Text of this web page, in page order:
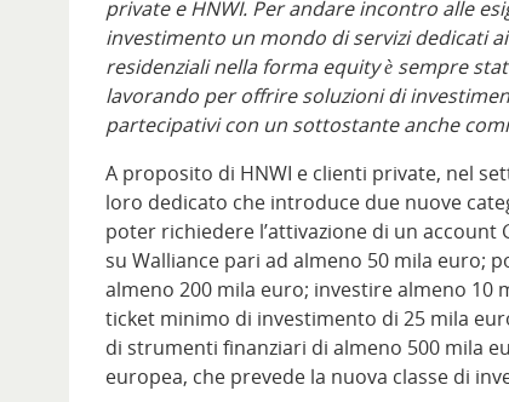
private e HNWI. Per andare incontro alle
investimento un mondo di servizi dedicati
residenziali nella forma equity è sempre
lavorando per offrire soluzioni di
partecipativi con un sottostante anche
A proposito di HNWI e clienti private, nel
loro dedicato che introduce due nuove
poter richiedere l’attivazione di un
su Walliance pari ad almeno 50 mila euro;
almeno 200 mila euro; investire almeno 10
ticket minimo di investimento di 25 mila
di strumenti finanziari di almeno 500 mila
europea, che prevede la nuova classe di